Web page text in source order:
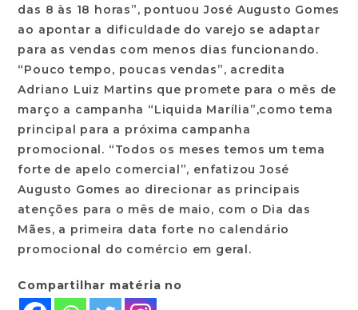
das 8 às 18 horas”, pontuou José Augusto Gomes
ao apontar a dificuldade do varejo se adaptar
para as vendas com menos dias funcionando.
“Pouco tempo, poucas vendas”, acredita
Adriano Luiz Martins que promete para o mês de
março a campanha “Liquida Marília”,como tema
principal para a próxima campanha
promocional. “Todos os meses temos um tema
forte de apelo comercial”, enfatizou José
Augusto Gomes ao direcionar as principais
atenções para o mês de maio, com o Dia das
Mães, a primeira data forte no calendário
promocional do comércio em geral.
Compartilhar matéria no